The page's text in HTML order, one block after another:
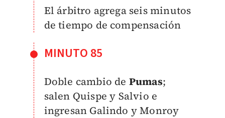
El árbitro agrega seis minutos
de tiempo de compensación
MINUTO 85
Doble cambio de Pumas;
salen Quispe y Salvio e
ingresan Galindo y Monroy